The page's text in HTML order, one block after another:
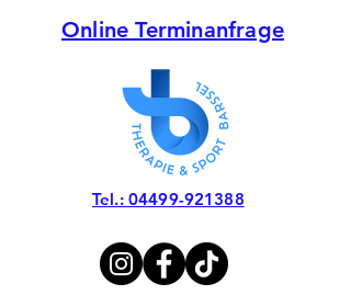
Tel.: 04499-921388
Online Terminanfrage